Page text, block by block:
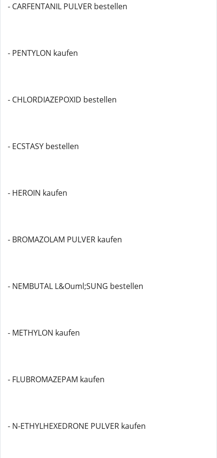
- CARFENTANIL PULVER bestellen
- PENTYLON kaufen
- CHLORDIAZEPOXID bestellen
- ECSTASY bestellen
- HEROIN kaufen
- BROMAZOLAM PULVER kaufen
- NEMBUTAL L&Ouml;SUNG bestellen
- METHYLON kaufen
- FLUBROMAZEPAM kaufen
- N-ETHYLHEXEDRONE PULVER kaufen